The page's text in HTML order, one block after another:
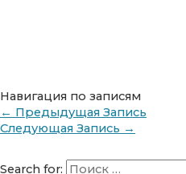
Search for:
Навигация по записям
← Предыдущая Запись
Следующая Запись →